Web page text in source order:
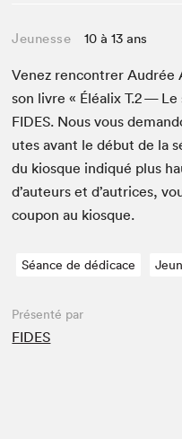
Jeunesse 10 à 13 ans
Venez ren­con­tr­er Audrée
son livre « Éléal­ix T.2— Le
FIDES. Nous vous
utes avant le début de la
du kiosque indiqué plus
d’auteurs et d’autrices,
coupon au kiosque.
Séance de dédicace
Présenté par
FIDES